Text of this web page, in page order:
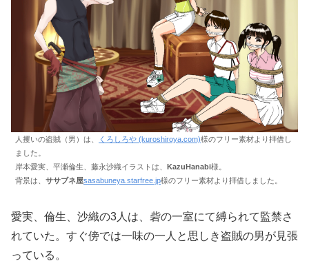
人攫いの盗賊（男）は、 くろしろや (kuroshiroya.com)様のフリー素材より拝借し
ました。
岸本愛実、平瀬倫生、藤永沙織イラストは、 KazuHanabi様。
背景は、 ササブネ屋sasabuneya.starfree.jp様のフリー素材より拝借しました。
愛実、倫生、沙織の3人は、砦の一室にて縛られて監禁さ
れていた。すぐ傍では一味の一人と思しき盗賊の男が見張
っている。